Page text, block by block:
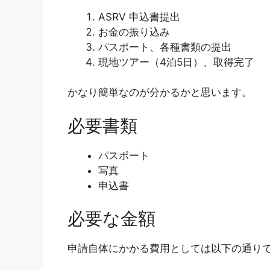
ASRV 申込書提出
お金の振り込み
パスポート、各種書類の提出
現地ツアー（4泊5日）、取得完了
かなり簡単なのが分かるかと思います。
必要書類
パスポート
写真
申込書
必要な金額
申請自体にかかる費用としては以下の通り